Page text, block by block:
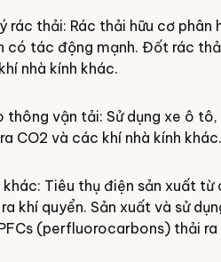
rác thải: Rác thải hữu cơ
có tác động mạnh. Đốt rác
nhà kính khác.
thông vận tải: Sử dụng xe ô
CO2 và các khí nhà kính khác.
Tiêu thụ điện sản xuất
ra khí quyển. Sản xuất và sử
(perfluorocarbons) thải ra